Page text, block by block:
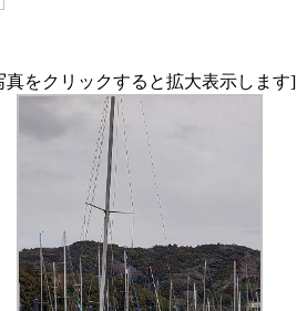
真をクリックすると拡大表示します]